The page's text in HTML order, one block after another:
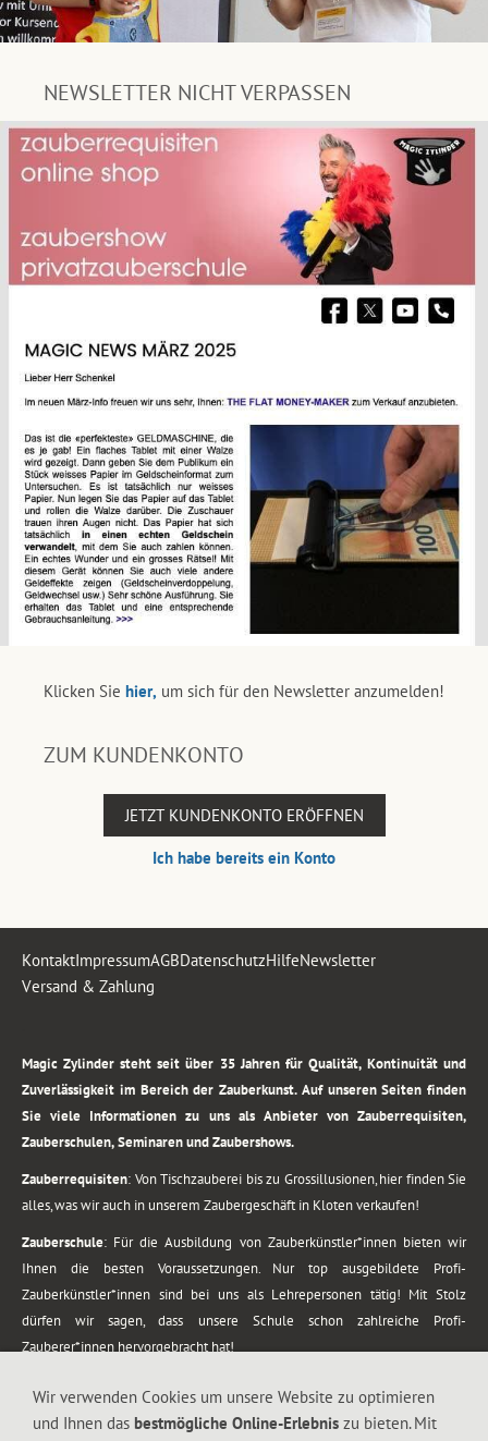
NEWSLETTER NICHT VERPASSEN
Klicken Sie hier, um sich für den Newsletter anzumelden!
ZUM KUNDENKONTO
JETZT KUNDENKONTO ERÖFFNEN
Ich habe bereits ein Konto
KontaktImpressumAGBDatenschutzHilfeNewsletter
Versand & Zahlung
Magic Zylinder steht seit über 35 Jahren für Qualität, Kontinuität und
Zuverlässigkeit im Bereich der Zauberkunst. Auf unseren Seiten finden
Sie viele Informationen zu uns als Anbieter von Zauberrequisiten,
Zauberschulen, Seminaren und Zaubershows.
Zauberrequisiten: Von Tischzauberei bis zu Grossillusionen, hier finden Sie
alles, was wir auch in unserem Zaubergeschäft in Kloten verkaufen!
Zauberschule: Für die Ausbildung von Zauberkünstler*innen bieten wir
Ihnen die besten Voraussetzungen. Nur top ausgebildete Profi-
Zauberkünstler*innen sind bei uns als Lehrepersonen tätig! Mit Stolz
dürfen wir sagen, dass unsere Schule schon zahlreiche Profi-
Zauberer*innen hervorgebracht hat!
vom Kinderprogramm bis zur Tischzauberei. Lassen Sie sich faszinieren von
meiner Zauber-Sprech-Show, angerührt mit sprachlichen Sequenzen,
Wir verwenden Cookies um unsere Website zu optimieren
und Ihnen das bestmögliche Online-Erlebnis zu bieten. Mit